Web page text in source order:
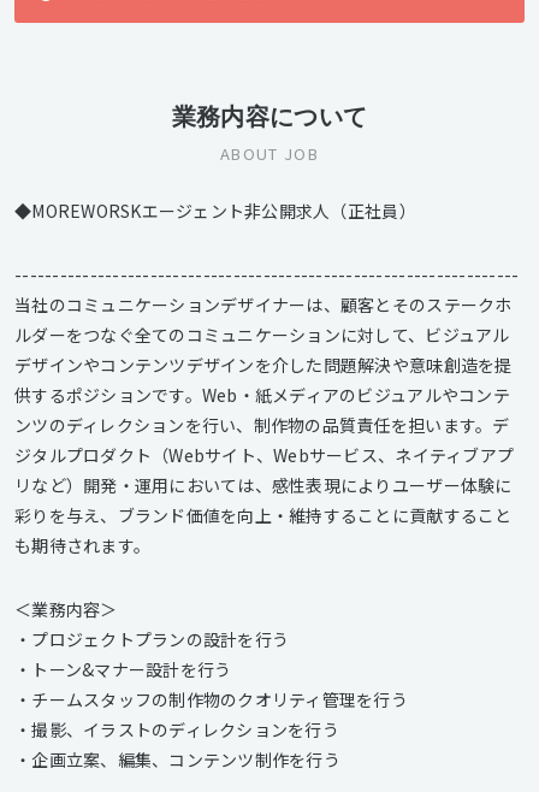
業務内容について
ABOUT JOB
◆MOREWORSKエージェント非公開求人（正社員）
-------------------------------------------------------------------
当社のコミュニケーションデザイナーは、顧客とそのステークホ
ルダーをつなぐ全てのコミュニケーションに対して、ビジュアル
デザインやコンテンツデザインを介した問題解決や意味創造を提
供するポジションです。Web・紙メディアのビジュアルやコンテ
ンツのディレクションを行い、制作物の品質責任を担います。デ
ジタルプロダクト（Webサイト、Webサービス、ネイティブアプ
リなど）開発・運用においては、感性表現によりユーザー体験に
彩りを与え、ブランド価値を向上・維持することに貢献すること
も期待されます。
＜業務内容＞
・プロジェクトプランの設計を行う
・トーン&マナー設計を行う
・チームスタッフの制作物のクオリティ管理を行う
・撮影、イラストのディレクションを行う
・企画立案、編集、コンテンツ制作を行う